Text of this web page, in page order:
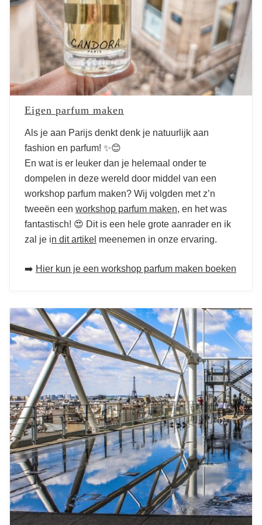
Eigen parfum maken
Als je aan Parijs denkt denk je natuurlijk aan
fashion en parfum! ✨😊
En wat is er leuker dan je helemaal onder te
dompelen in deze wereld door middel van een
workshop parfum maken? Wij volgden met z’n
tweeën een workshop parfum maken, en het was
fantastisch! 😍 Dit is een hele grote aanrader en ik
zal je in dit artikel meenemen in onze ervaring.
➡️ Hier kun je een workshop parfum maken boeken